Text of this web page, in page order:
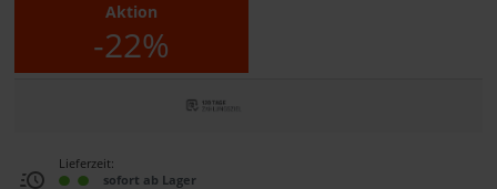
Aktion
-22%
Lieferzeit:
sofort ab Lager